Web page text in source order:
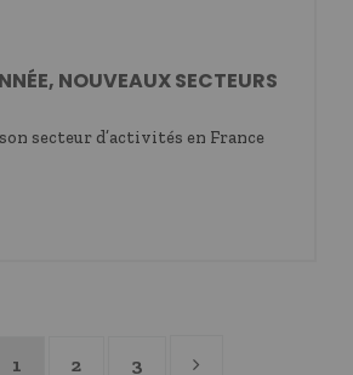
NOUVEAUX SECTEURS
secteur d’activités en France
1 2 3